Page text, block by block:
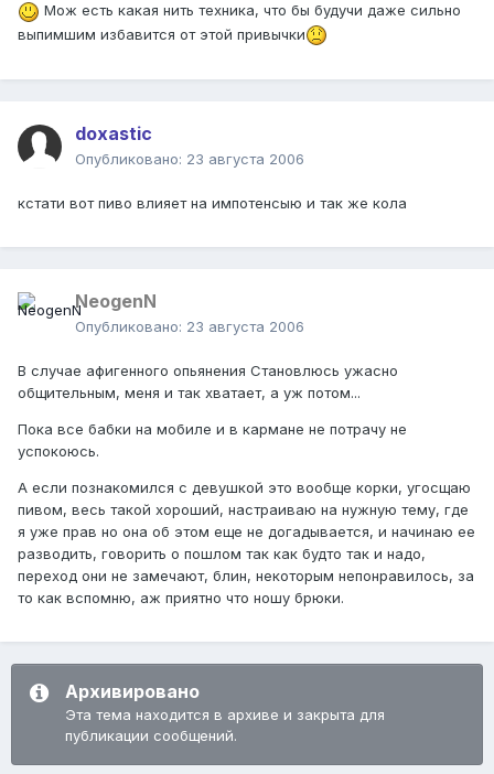
Мож есть какая нить техника, что бы будучи даже сильно
выпимшим избавится от этой привычки
doxastic
Опубликовано: 23 августа 2006
кстати вот пиво влияет на импотенсыю и так же кола
NeogenN
Опубликовано: 23 августа 2006
В случае афигенного опьянения Становлюсь ужасно
общительным, меня и так хватает, а уж потом...
Пока все бабки на мобиле и в кармане не потрачу не
успокоюсь.
А если познакомился с девушкой это вообще корки, угосщаю
пивом, весь такой хороший, настраиваю на нужную тему, где
я уже прав но она об этом еще не догадывается, и начинаю ее
разводить, говорить о пошлом так как будто так и надо,
переход они не замечают, блин, некоторым непонравилось, за
то как вспомню, аж приятно что ношу брюки.
Архивировано
Эта тема находится в архиве и закрыта для
публикации сообщений.